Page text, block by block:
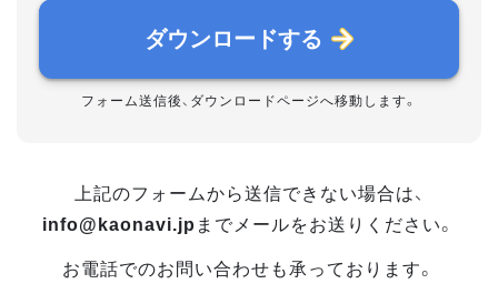
ダウンロードする
フォーム送信後、ダウンロードページへ移動します。
上記のフォームから送信できない場合は、
info@kaonavi.jp までメールをお送りください。
お電話でのお問い合わせも承っております。